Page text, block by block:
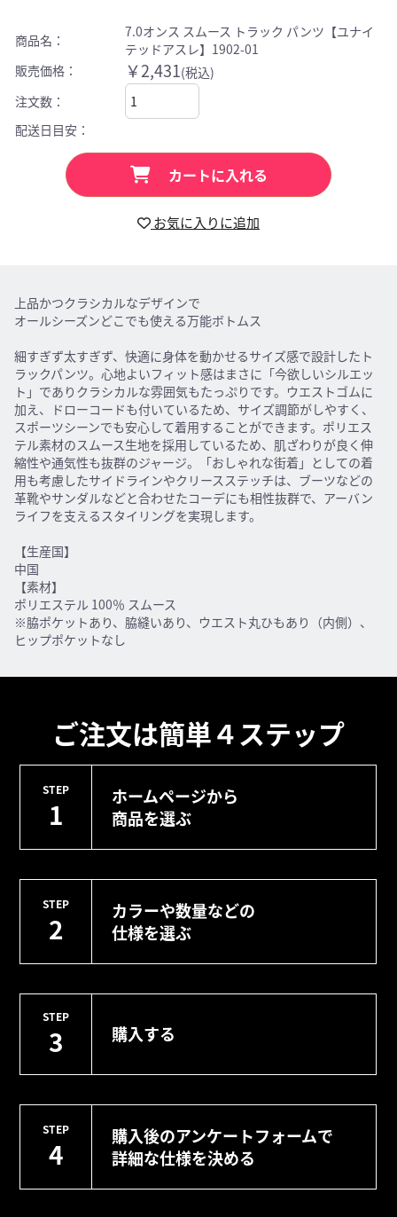
商品名：
7.0オンス スムース トラック パンツ【ユナイ
テッドアスレ】1902-01
販売価格：
￥2,431(税込)
注文数：
配送日目安：
カートに入れる
お気に入りに追加
上品かつクラシカルなデザインで
オールシーズンどこでも使える万能ボトムス
細すぎず太すぎず、快適に身体を動かせるサイズ感で設計したト
ラックパンツ。心地よいフィット感はまさに「今欲しいシルエッ
ト」でありクラシカルな雰囲気もたっぷりです。ウエストゴムに
加え、ドローコードも付いているため、サイズ調節がしやすく、
スポーツシーンでも安心して着用することができます。ポリエス
テル素材のスムース生地を採用しているため、肌ざわりが良く伸
縮性や通気性も抜群のジャージ。「おしゃれな街着」としての着
用も考慮したサイドラインやクリースステッチは、ブーツなどの
革靴やサンダルなどと合わせたコーデにも相性抜群で、アーバン
ライフを支えるスタイリングを実現します。
【生産国】
中国
【素材】
ポリエステル 100％ スムース
※脇ポケットあり、脇縫いあり、ウエスト丸ひもあり（内側）、
ヒップポケットなし
ご注文は簡単４ステップ
STEP
1
ホームページから
商品を選ぶ
STEP
2
カラーや数量などの
仕様を選ぶ
STEP
3 購入する
STEP
4
購入後のアンケートフォームで
詳細な仕様を決める